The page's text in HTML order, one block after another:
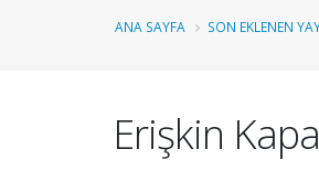
ANA SAYFA SON EKLENEN
Erişkin